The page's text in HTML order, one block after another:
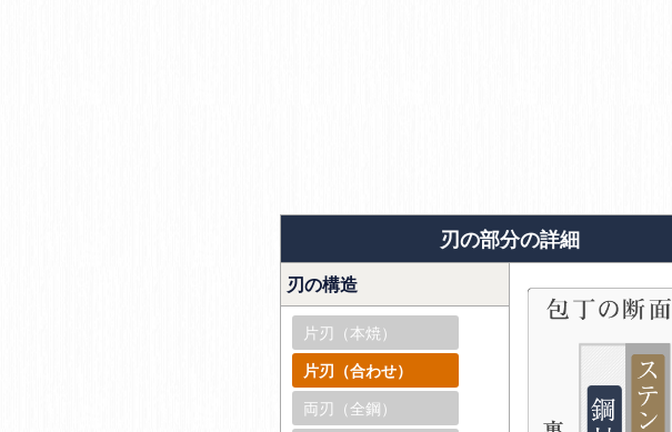
刃の部分の詳細
刃の構造
片刃（本焼）
片刃（合わせ）
両刃（全鋼）